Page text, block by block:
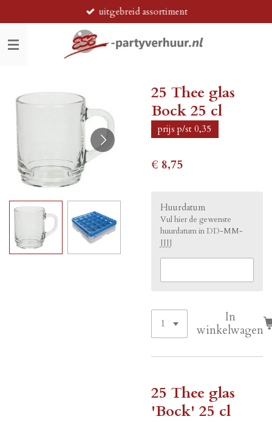
direct
naar
de
uitgebreid assortiment
25 Thee glas
Bock 25 cl
prijs p/st 0,35
€ 8,75
Huurdatum
Vul hier de gewenste
huurdatum in DD-MM-
JJJJ
In
winkelwagen
25 Thee glas
'Bock' 25 cl